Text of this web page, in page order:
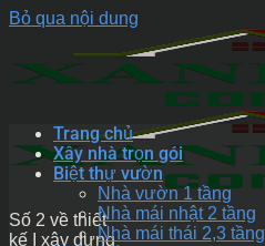
Bỏ qua nội dung
Số 2 về thiết
kế I xây dựng
Trang chủ
Xây nhà trọn gói
Biệt thự vườn
Nhà vườn 1 tầng
Nhà mái nhật 2 tầng
Nhà mái thái 2,3 tầng